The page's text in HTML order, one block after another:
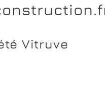
Vitruve